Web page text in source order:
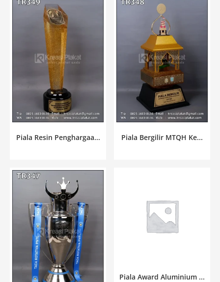
Piala Resin Penghargaa... Piala Bergilir MTQH Ke...
Piala Award Aluminium ...